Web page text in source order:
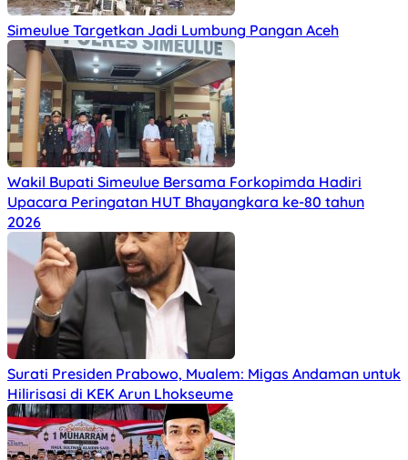
Simeulue Targetkan Jadi Lumbung Pangan Aceh
Wakil Bupati Simeulue Bersama Forkopimda Hadiri
Upacara Peringatan HUT Bhayangkara ke-80 tahun
2026
Surati Presiden Prabowo, Mualem: Migas Andaman untuk
Hilirisasi di KEK Arun Lhokseume